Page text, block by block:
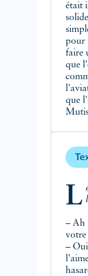
était
pour
faire
que
que
Le capitaine Nemo (« personne » en latin) vit dans les profondeurs de l'océan, loin de
– Ah
votre
–